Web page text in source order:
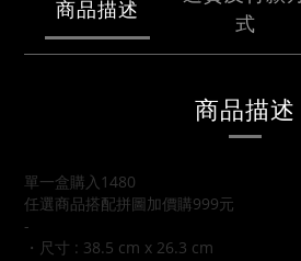
商品描述
式
商品描述
單一盒購入1480
任選商品搭配拼圖加價購999元
-
・尺寸 : 38.5 cm x 26.3 cm